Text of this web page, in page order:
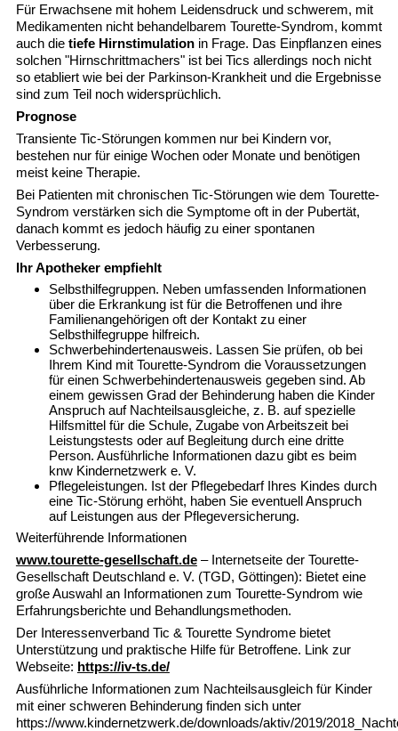
Für Erwachsene mit hohem Leidensdruck und schwerem, mit
Medikamenten nicht behandelbarem Tourette-Syndrom, kommt
auch die tiefe Hirnstimulationin Frage. Das Einpflanzen eines
solchen "Hirnschrittmachers" ist bei Tics allerdings noch nicht
so etabliert wie bei der Parkinson-Krankheit und die Ergebnisse
sind zum Teil noch widersprüchlich.
Prognose
Transiente Tic-Störungen kommen nur bei Kindern vor,
bestehen nur für einige Wochen oder Monate und benötigen
meist keine Therapie.
Bei Patienten mit chronischen Tic-Störungen wie dem Tourette-
Syndrom verstärken sich die Symptome oft in der Pubertät,
danach kommt es jedoch häufig zu einer spontanen
Verbesserung.
Ihr Apotheker empfiehlt
Selbsthilfegruppen. Neben umfassenden Informationen
über die Erkrankung ist für die Betroffenen und ihre
Familienangehörigen oft der Kontakt zu einer
Selbsthilfegruppe hilfreich.
Schwerbehindertenausweis. Lassen Sie prüfen, ob bei
Ihrem Kind mit Tourette-Syndrom die Voraussetzungen
für einen Schwerbehindertenausweis gegeben sind. Ab
einem gewissen Grad der Behinderung haben die Kinder
Anspruch auf Nachteilsausgleiche, z. B. auf spezielle
Hilfsmittel für die Schule, Zugabe von Arbeitszeit bei
Leistungstests oder auf Begleitung durch eine dritte
Person. Ausführliche Informationen dazu gibt es beim
knw Kindernetzwerk e. V.
Pflegeleistungen. Ist der Pflegebedarf Ihres Kindes durch
eine Tic-Störung erhöht, haben Sie eventuell Anspruch
auf Leistungen aus der Pflegeversicherung.
Weiterführende Informationen
www.tourette-gesellschaft.de– Internetseite der Tourette-
Gesellschaft Deutschland e. V. (TGD, Göttingen): Bietet eine
große Auswahl an Informationen zum Tourette-Syndrom wie
Erfahrungsberichte und Behandlungsmethoden.
Der Interessenverband Tic & Tourette Syndrome bietet
Unterstützung und praktische Hilfe für Betroffene. Link zur
Webseite: https://iv-ts.de/
Ausführliche Informationen zum Nachteilsausgleich für Kinder
mit einer schweren Behinderung finden sich unter
https://www.kindernetzwerk.de/downloads/aktiv/2019/